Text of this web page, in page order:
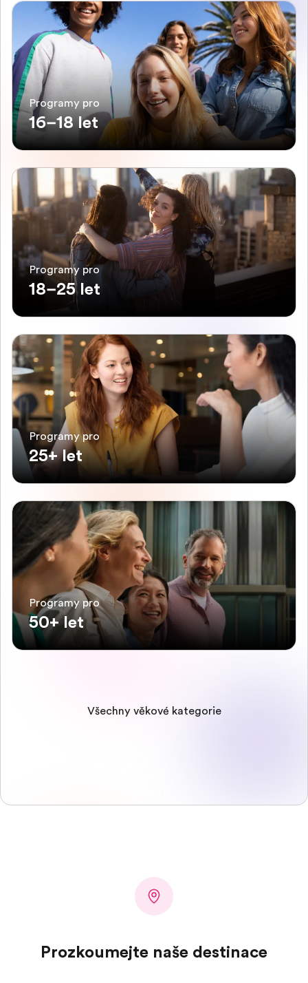
Programy pro
16–18 let
Programy pro
18–25 let
Programy pro
25+ let
Programy pro
50+ let
Všechny věkové kategorie
Prozkoumejte naše destinace